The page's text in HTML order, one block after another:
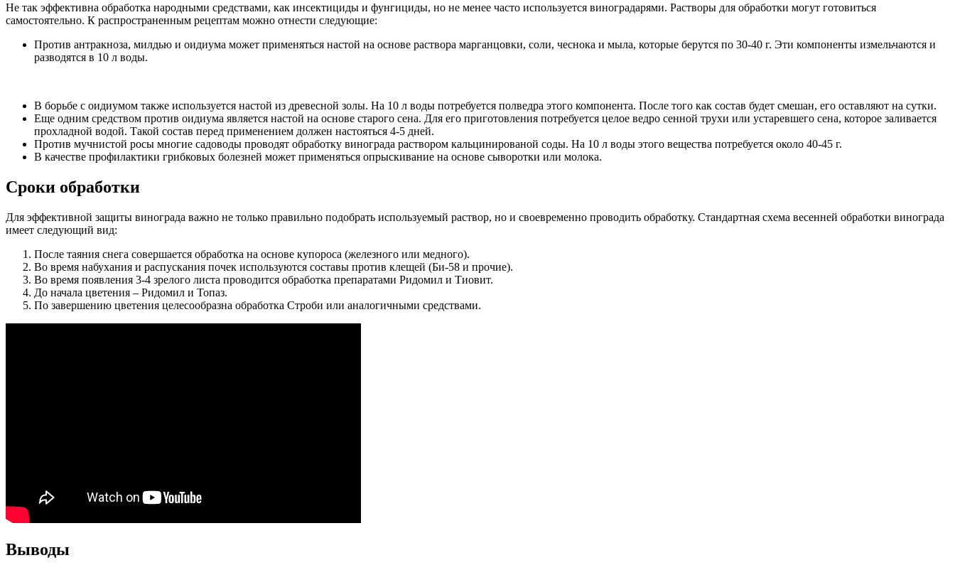
Не так эффективна обработка народными средствами, как инсектициды и фунгициды, но не менее часто используется виноградарями. Растворы для обработки могут готовиться
самостоятельно. К распространенным рецептам можно отнести следующие:
Против антракноза, милдью и оидиума может применяться настой на основе раствора марганцовки, соли, чеснока и мыла, которые берутся по 30-40 г. Эти компоненты измельчаются и
разводятся в 10 л воды.
В борьбе с оидиумом также используется настой из древесной золы. На 10 л воды потребуется полведра этого компонента. После того как состав будет смешан, его оставляют на сутки.
Еще одним средством против оидиума является настой на основе старого сена. Для его приготовления потребуется целое ведро сенной трухи или устаревшего сена, которое заливается
прохладной водой. Такой состав перед применением должен настояться 4-5 дней.
Против мучнистой росы многие садоводы проводят обработку винограда раствором кальцинированой соды. На 10 л воды этого вещества потребуется около 40-45 г.
В качестве профилактики грибковых болезней может применяться опрыскивание на основе сыворотки или молока.
Сроки обработки
Для эффективной защиты винограда важно не только правильно подобрать используемый раствор, но и своевременно проводить обработку. Стандартная схема весенней обработки винограда
имеет следующий вид:
После таяния снега совершается обработка на основе купороса (железного или медного).
Во время набухания и распускания почек используются составы против клещей (Би-58 и прочие).
Во время появления 3-4 зрелого листа проводится обработка препаратами Ридомил и Тиовит.
До начала цветения – Ридомил и Топаз.
По завершению цветения целесообразна обработка Строби или аналогичными средствами.
Выводы